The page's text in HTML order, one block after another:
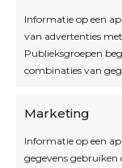
Informatie op een
van advertenties
Publieksgroepen
combinaties van
Marketing
Informatie op een
gegevens gebruiken
Blijf op